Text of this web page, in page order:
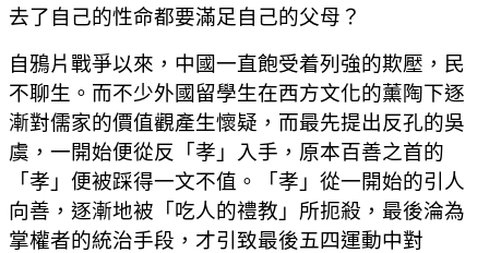
去了自己的性命都要滿足自己的父母？
自鴉片戰爭以來，中國一直飽受着列強的欺壓，民
不聊生。而不少外國留學生在西方文化的薰陶下逐
漸對儒家的價值觀產生懷疑，而最先提出反孔的吳
虞，一開始便從反「孝」入手，原本百善之首的
「孝」便被踩得一文不值。「孝」從一開始的引人
向善，逐漸地被「吃人的禮教」所扼殺，最後淪為
掌權者的統治手段，才引致最後五四運動中對